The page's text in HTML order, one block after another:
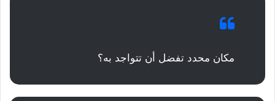
مكان محدد تفضل أن تتواجد به؟